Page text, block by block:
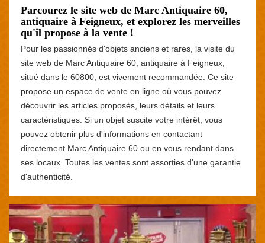
Parcourez le site web de Marc Antiquaire 60,
antiquaire à Feigneux, et explorez les merveilles
qu'il propose à la vente !
Pour les passionnés d'objets anciens et rares, la visite du
site web de Marc Antiquaire 60, antiquaire à Feigneux,
situé dans le 60800, est vivement recommandée. Ce site
propose un espace de vente en ligne où vous pouvez
découvrir les articles proposés, leurs détails et leurs
caractéristiques. Si un objet suscite votre intérêt, vous
pouvez obtenir plus d'informations en contactant
directement Marc Antiquaire 60 ou en vous rendant dans
ses locaux. Toutes les ventes sont assorties d'une garantie
d'authenticité.